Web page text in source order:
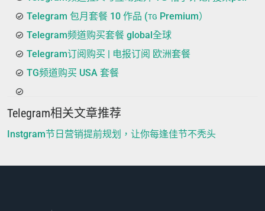
Telegram 包月套餐 10 作品 (ᴛɢ Premium）
Telegram频道购买套餐 global全球
Telegram订阅购买 | 电报订阅 欧洲套餐
TG频道购买 USA 套餐
Telegram相关文章推荐
Instgram节日营销提前规划，让你每逢佳节不秃头